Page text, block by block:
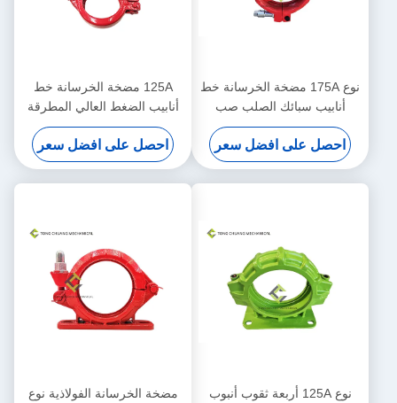
نوع 175A مضخة الخرسانة خط
أنابيب سبائك الصلب صب
المسمار أنبوب المشبك
احصل على افضل سعر
125A مضخة الخرسانة خط
أنابيب الضغط العالي المطرقة
الصلب المشابك
احصل على افضل سعر
نوع 125A أربعة ثقوب أنبوب
مضخة الخرسانة الفولاذية نوع